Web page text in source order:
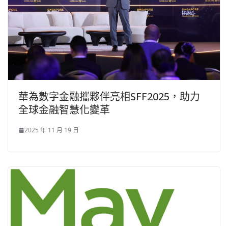
華為數字金融攜夥伴亮相SFF2025，助力
全球金融智慧化變革
2025 年 11 月 19 日